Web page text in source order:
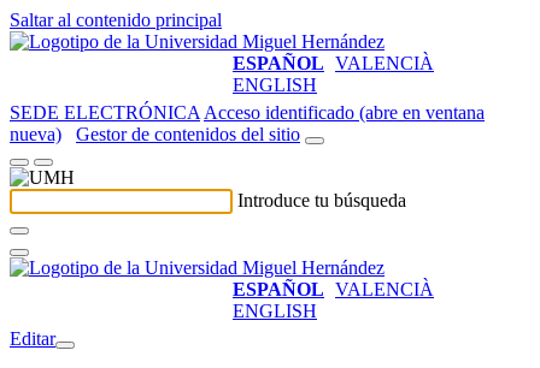
Saltar al contenido principal
ESPAÑOL VALENCIÀ
ENGLISH
SEDE ELECTRÓNICA Acceso identificado (abre en ventana
nueva)
Gestor de contenidos del sitio
Introduce tu búsqueda
ESPAÑOL VALENCIÀ
ENGLISH
Editar